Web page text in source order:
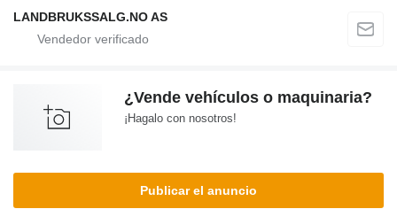
LANDBRUKSSALG.NO AS
¿Vende vehículos o maquinaria?
¡Hagalo con nosotros!
Publicar el anuncio